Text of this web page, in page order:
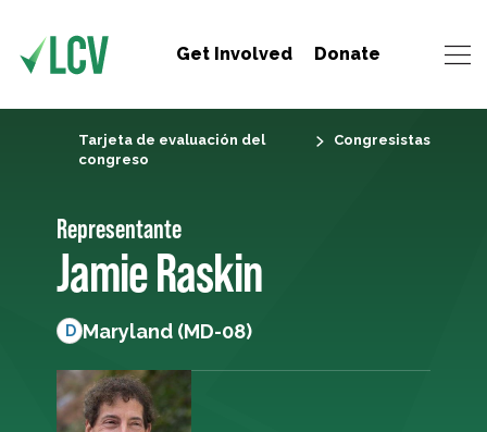
Get Involved Donate
Tarjeta de evaluación del
congreso
Congresistas
Representante
Jamie Raskin
D Maryland (MD-08)